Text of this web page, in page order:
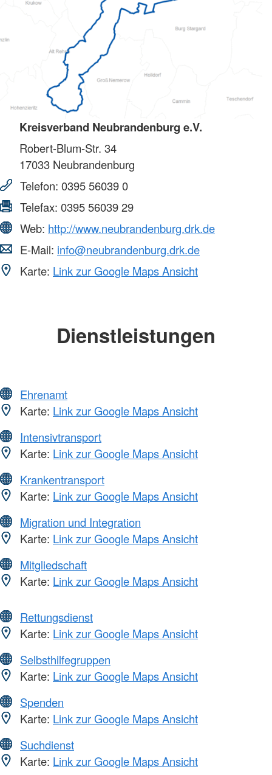
Kreisverband Neubrandenburg e.V.
Robert-Blum-Str. 34
17033 Neubrandenburg
Telefon: 0395 56039 0
Telefax: 0395 56039 29
Web: http://www.neubrandenburg.drk.de
E-Mail: info@neubrandenburg.drk.de
Karte: Link zur Google Maps Ansicht
Dienstleistungen
Ehrenamt
Karte: Link zur Google Maps Ansicht
Intensivtransport
Karte: Link zur Google Maps Ansicht
Krankentransport
Karte: Link zur Google Maps Ansicht
Migration und Integration
Karte: Link zur Google Maps Ansicht
Mitgliedschaft
Karte: Link zur Google Maps Ansicht
Rettungsdienst
Karte: Link zur Google Maps Ansicht
Selbsthilfegruppen
Karte: Link zur Google Maps Ansicht
Spenden
Karte: Link zur Google Maps Ansicht
Suchdienst
Karte: Link zur Google Maps Ansicht